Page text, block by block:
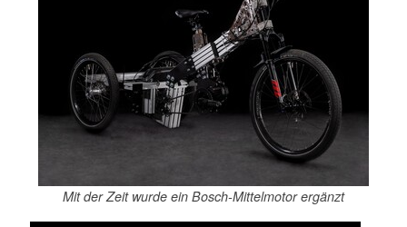
Mit der Zeit wurde ein Bosch-Mittelmotor ergänzt